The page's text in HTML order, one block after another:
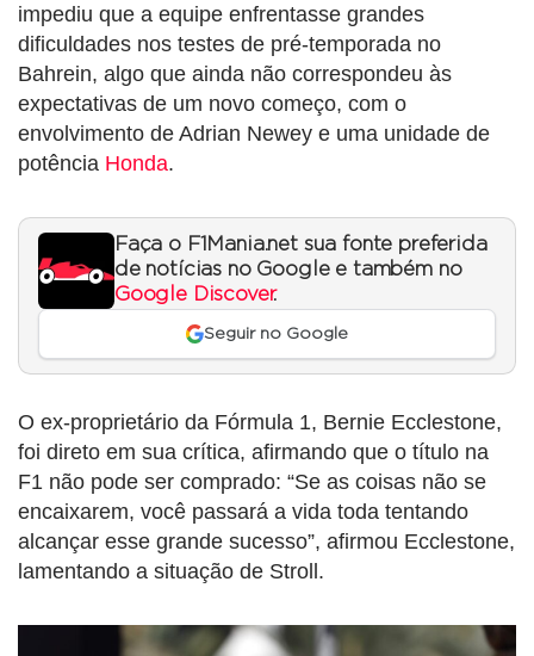
impediu que a equipe enfrentasse grandes
dificuldades nos testes de pré-temporada no
Bahrein, algo que ainda não correspondeu às
expectativas de um novo começo, com o
envolvimento de Adrian Newey e uma unidade de
potência Honda.
Faça o F1Mania.net sua fonte preferida
de notícias no Google e também no
Google Discover.
Seguir no Google
O ex-proprietário da Fórmula 1, Bernie Ecclestone,
foi direto em sua crítica, afirmando que o título na
F1 não pode ser comprado: “Se as coisas não se
encaixarem, você passará a vida toda tentando
alcançar esse grande sucesso”, afirmou Ecclestone,
lamentando a situação de Stroll.